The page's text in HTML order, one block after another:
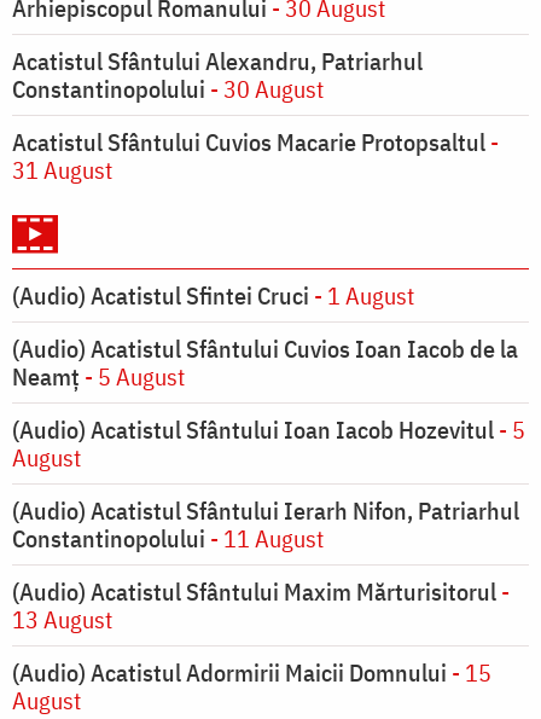
Arhiepiscopul Romanului - 30 August
Acatistul Sfântului Alexandru, Patriarhul
Constantinopolului - 30 August
Acatistul Sfântului Cuvios Macarie Protopsaltul-
31 August
(Audio) Acatistul Sfintei Cruci - 1 August
(Audio) Acatistul Sfântului Cuvios Ioan Iacob de la
Neamț - 5 August
(Audio) Acatistul Sfântului Ioan Iacob Hozevitul- 5
August
(Audio) Acatistul Sfântului Ierarh Nifon, Patriarhul
Constantinopolului - 11 August
(Audio) Acatistul Sfântului Maxim Mărturisitorul-
13 August
(Audio) Acatistul Adormirii Maicii Domnului - 15
August